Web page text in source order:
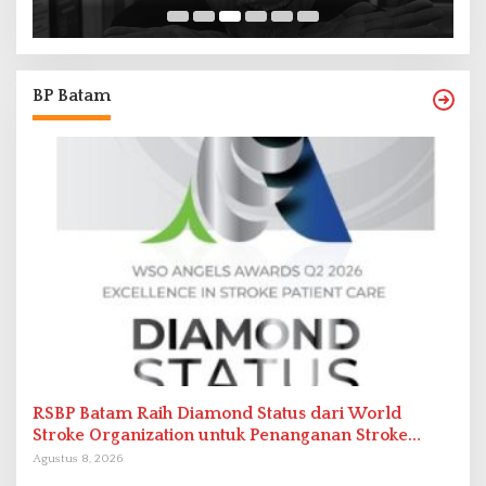
BP Batam
RSBP Batam Raih Diamond Status dari World
Stroke Organization untuk Penanganan Stroke
Berstandar Internasional
Agustus 8, 2026